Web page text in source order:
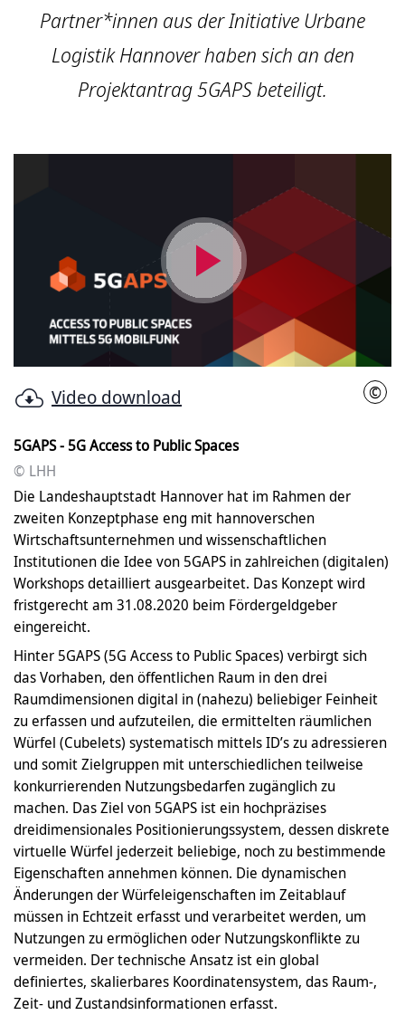
Partner*innen aus der Initiative Urbane
Logistik Hannover haben sich an den
Projektantrag 5GAPS beteiligt.
Video
abspielen
©LHH
Video download
5GAPS - 5G Access to Public Spaces
© LHH
Die Landeshauptstadt Hannover hat im Rahmen der
zweiten Konzeptphase eng mit hannoverschen
Wirtschaftsunternehmen und wissenschaftlichen
Institutionen die Idee von 5GAPS in zahlreichen (digitalen)
Workshops detailliert ausgearbeitet. Das Konzept wird
fristgerecht am 31.08.2020 beim Fördergeldgeber
eingereicht.
Hinter 5GAPS (5G Access to Public Spaces) verbirgt sich
das Vorhaben, den öffentlichen Raum in den drei
Raumdimensionen digital in (nahezu) beliebiger Feinheit
zu erfassen und aufzuteilen, die ermittelten räumlichen
Würfel (Cubelets) systematisch mittels ID’s zu adressieren
und somit Zielgruppen mit unterschiedlichen teilweise
konkurrierenden Nutzungsbedarfen zugänglich zu
machen. Das Ziel von 5GAPS ist ein hochpräzises
dreidimensionales Positionierungssystem, dessen diskrete
virtuelle Würfel jederzeit beliebige, noch zu bestimmende
Eigenschaften annehmen können. Die dynamischen
Änderungen der Würfeleigenschaften im Zeitablauf
müssen in Echtzeit erfasst und verarbeitet werden, um
Nutzungen zu ermöglichen oder Nutzungskonflikte zu
vermeiden. Der technische Ansatz ist ein global
definiertes, skalierbares Koordinatensystem, das Raum-,
Zeit- und Zustandsinformationen erfasst.